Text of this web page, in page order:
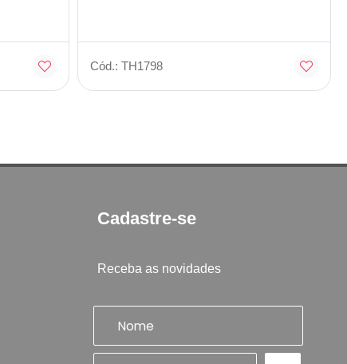
Cód.: TH1798
Cadastre-se
Receba as novidades